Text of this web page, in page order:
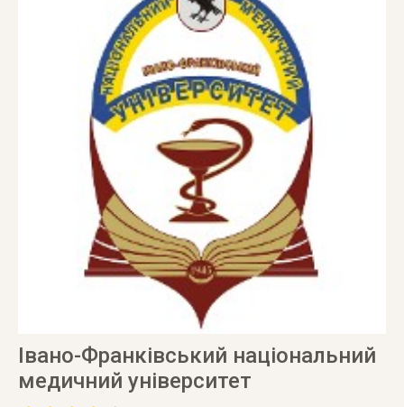
Івано-Франківський національний
медичний університет